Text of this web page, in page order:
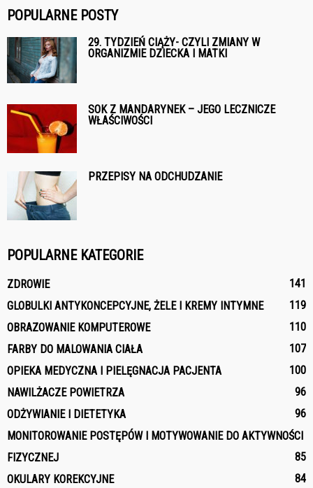
POPULARNE POSTY
29. TYDZIEŃ CIĄŻY- CZYLI ZMIANY W
ORGANIZMIE DZIECKA I MATKI
SOK Z MANDARYNEK – JEGO LECZNICZE
WŁAŚCIWOŚCI
PRZEPISY NA ODCHUDZANIE
POPULARNE KATEGORIE
ZDROWIE
141
GLOBULKI ANTYKONCEPCYJNE, ŻELE I KREMY INTYMNE
119
OBRAZOWANIE KOMPUTEROWE
110
FARBY DO MALOWANIA CIAŁA
107
OPIEKA MEDYCZNA I PIELĘGNACJA PACJENTA
100
NAWILŻACZE POWIETRZA
96
ODŻYWIANIE I DIETETYKA
96
MONITOROWANIE POSTĘPÓW I MOTYWOWANIE DO AKTYWNOŚCI
FIZYCZNEJ
85
OKULARY KOREKCYJNE
84